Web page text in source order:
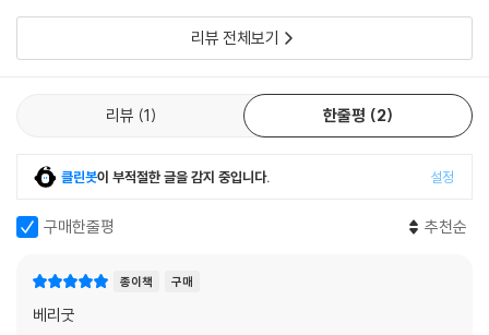
“〈셜록 홈스〉 보는 것처럼 재미있다!”_2학년 이*루, 이*라
“친구들에게 읽어 주고 싶은 책.”_5학년 이*준
“내가 본 어떤 추리 동화보다 재미있다.”_5학년 김*희
“안 돼! 이 책은 너무 재미있어서 나만 읽고 싶어요. 저도 프로파일러가 되
당하는 친구들을 위해 정의로운 프로파일러가 되어 가는 이 책의 여정이
기대돼요.”_5학년 김*우
리뷰 전체보기
리뷰 1 한줄평 2
클린봇이 부적절한 글을 감지 중입니다. 설정
구매한줄평 추천순
종이책 구매
베리굿